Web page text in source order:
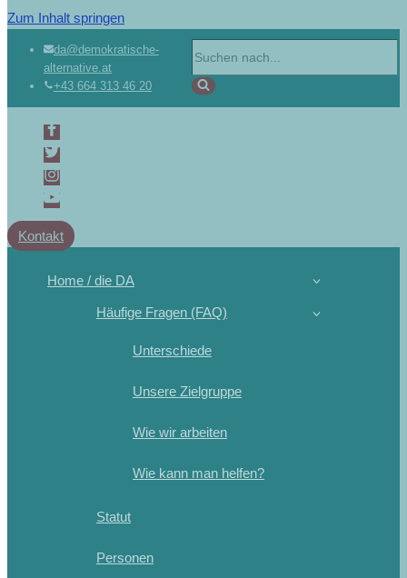
Zum Inhalt springen
da@demokratische-
alternative.at
+43 664 313 46 20
Kontakt
Home / die DA
Häufige Fragen (FAQ)
Unterschiede
Unsere Zielgruppe
Wie wir arbeiten
Wie kann man helfen?
Statut
Personen